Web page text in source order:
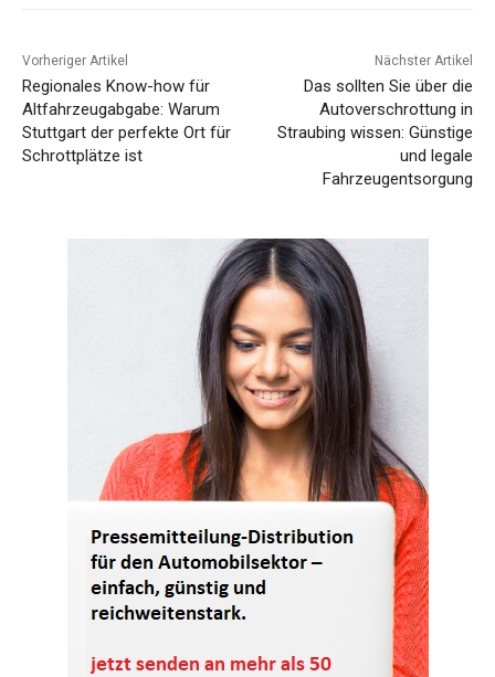
Vorheriger Artikel
Regionales Know-how für
Altfahrzeugabgabe: Warum
Stuttgart der perfekte Ort für
Schrottplätze ist
Nächster Artikel
Das sollten Sie über die
Autoverschrottung in
Straubing wissen: Günstige
und legale
Fahrzeugentsorgung